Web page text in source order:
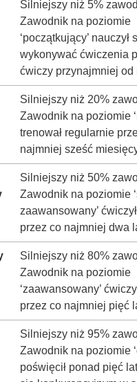
Silniejszy niż 5%
Zawodnik na poziomie
‘początkujący’ nauczył
wykonywać ćwiczenia
ćwiczy przynajmniej od
Silniejszy niż 20%
Zawodnik na poziomie
trenował regularnie
najmniej sześć
Silniejszy niż 50%
Zawodnik na poziomie
zaawansowany’
przez co najmniej dwa
Silniejszy niż 80%
Zawodnik na poziomie
‘zaawansowany’
przez co najmniej pięć
Silniejszy niż 95%
Zawodnik na poziomie
poświęcił ponad pięć